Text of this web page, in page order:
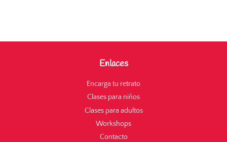
Enlaces
Encarga tu retrato
Clases para niños
Clases para adultos
Workshops
Contacto